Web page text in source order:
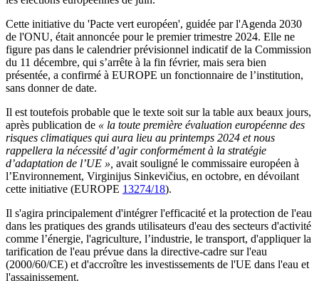
Cette initiative du 'Pacte vert européen', guidée par l'Agenda 2030
de l'ONU, était annoncée pour le premier trimestre 2024. Elle ne
figure pas dans le calendrier prévisionnel indicatif de la Commission
du 11 décembre, qui s’arrête à la fin février, mais sera bien
présentée, a confirmé à EUROPE un fonctionnaire de l’institution,
sans donner de date.
Il est toutefois probable que le texte soit sur la table aux beaux jours,
après publication de « la toute première évaluation européenne des
risques climatiques qui aura lieu au printemps 2024 et nous
rappellera la nécessité d’agir conformément à la stratégie
d’adaptation de l’UE », avait souligné le commissaire européen à
l’Environnement, Virginijus Sinkevičius, en octobre, en dévoilant
cette initiative (EUROPE 13274/18).
Il s'agira principalement d'intégrer l'efficacité et la protection de l'eau
dans les pratiques des grands utilisateurs d'eau des secteurs d'activité
comme l’énergie, l'agriculture, l’industrie, le transport, d'appliquer la
tarification de l'eau prévue dans la directive-cadre sur l'eau
(2000/60/CE) et d'accroître les investissements de l'UE dans l'eau et
l'assainissement.